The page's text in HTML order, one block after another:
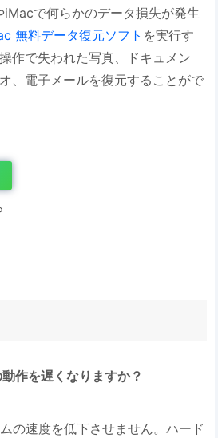
で何らかのデータ損失が発生
無料データ復元ソフト を実行す
作で失われた写真、ドキュメン
、電子メールを復元することがで
作を遅くなりますか？
の速度を低下させません。ハード